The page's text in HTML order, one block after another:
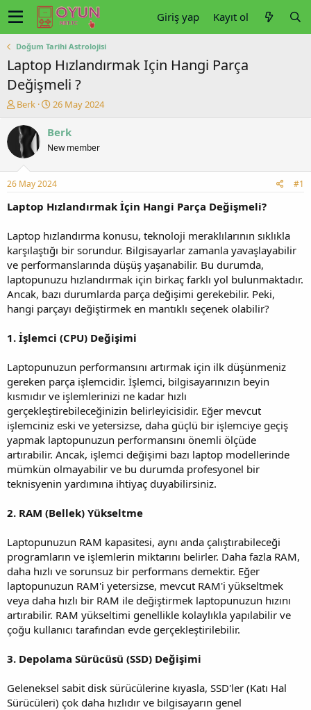
Giriş yap Kayıt ol
Doğum Tarihi Astrolojisi
Laptop Hızlandırmak Için Hangi Parça
Değişmeli ?
K
n
u
y
b
a
ş
t
a
n
Berk
B
ş
a
g
ç
r
i
h
26 May 2024
Berk
New member
26 May 2024 #1
Laptop Hızlandırmak İçin Hangi Parça Değişmeli?
Laptop hızlandırma konusu, teknoloji meraklılarının sıklıkla
karşılaştığı bir sorundur. Bilgisayarlar zamanla yavaşlayabilir
ve performanslarında düşüş yaşanabilir. Bu durumda,
laptopunuzu hızlandırmak için birkaç farklı yol bulunmaktadır.
Ancak, bazı durumlarda parça değişimi gerekebilir. Peki,
hangi parçayı değiştirmek en mantıklı seçenek olabilir?
1. İşlemci (CPU) Değişimi
Laptopunuzun performansını artırmak için ilk düşünmeniz
gereken parça işlemcidir. İşlemci, bilgisayarınızın beyin
kısmıdır ve işlemlerinizi ne kadar hızlı
gerçekleştirebileceğinizin belirleyicisidir. Eğer mevcut
işlemciniz eski ve yetersizse, daha güçlü bir işlemciye geçiş
yapmak laptopunuzun performansını önemli ölçüde
artırabilir. Ancak, işlemci değişimi bazı laptop modellerinde
mümkün olmayabilir ve bu durumda profesyonel bir
teknisyenin yardımına ihtiyaç duyabilirsiniz.
2. RAM (Bellek) Yükseltme
Laptopunuzun RAM kapasitesi, aynı anda çalıştırabileceği
programların ve işlemlerin miktarını belirler. Daha fazla RAM,
daha hızlı ve sorunsuz bir performans demektir. Eğer
laptopunuzun RAM'i yetersizse, mevcut RAM'i yükseltmek
veya daha hızlı bir RAM ile değiştirmek laptopunuzun hızını
artırabilir. RAM yükseltimi genellikle kolaylıkla yapılabilir ve
çoğu kullanıcı tarafından evde gerçekleştirilebilir.
3. Depolama Sürücüsü (SSD) Değişimi
Geleneksel sabit disk sürücülerine kıyasla, SSD'ler (Katı Hal
Sürücüleri) çok daha hızlıdır ve bilgisayarın genel